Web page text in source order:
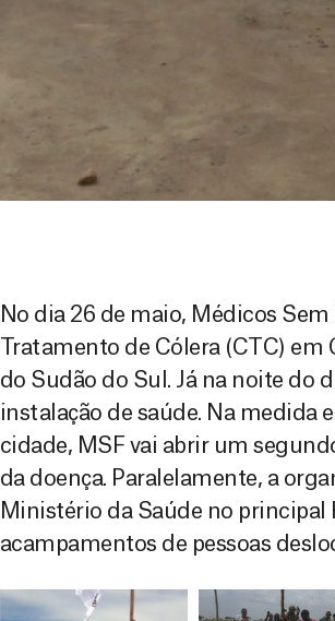
No dia 26 de maio, Médicos
Tratamento de Cólera (CTC)
do Sudão do Sul. Já na noite do
instalação de saúde. Na medida
cidade, MSF vai abrir um
da doença. Paralelamente, a
Ministério da Saúde no principal
acampamentos de pessoas